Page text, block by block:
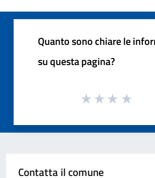
Quanto sono chiare le
su questa pagina?
Contatta il comune